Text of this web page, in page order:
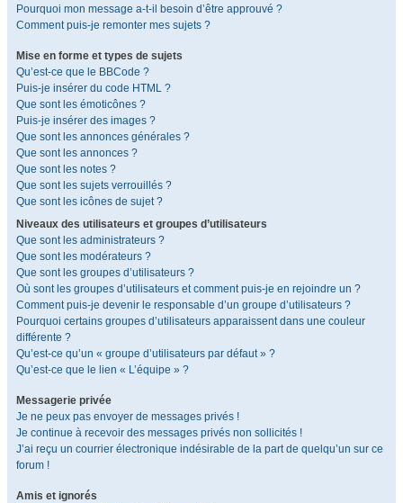
Pourquoi mon message a-t-il besoin d’être approuvé ?
Comment puis-je remonter mes sujets ?
Mise en forme et types de sujets
Qu’est-ce que le BBCode ?
Puis-je insérer du code HTML ?
Que sont les émoticônes ?
Puis-je insérer des images ?
Que sont les annonces générales ?
Que sont les annonces ?
Que sont les notes ?
Que sont les sujets verrouillés ?
Que sont les icônes de sujet ?
Niveaux des utilisateurs et groupes d’utilisateurs
Que sont les administrateurs ?
Que sont les modérateurs ?
Que sont les groupes d’utilisateurs ?
Où sont les groupes d’utilisateurs et comment puis-je en rejoindre un ?
Comment puis-je devenir le responsable d’un groupe d’utilisateurs ?
Pourquoi certains groupes d’utilisateurs apparaissent dans une couleur
différente ?
Qu’est-ce qu’un « groupe d’utilisateurs par défaut » ?
Qu’est-ce que le lien « L’équipe » ?
Messagerie privée
Je ne peux pas envoyer de messages privés !
Je continue à recevoir des messages privés non sollicités !
J’ai reçu un courrier électronique indésirable de la part de quelqu’un sur ce
forum !
Amis et ignorés